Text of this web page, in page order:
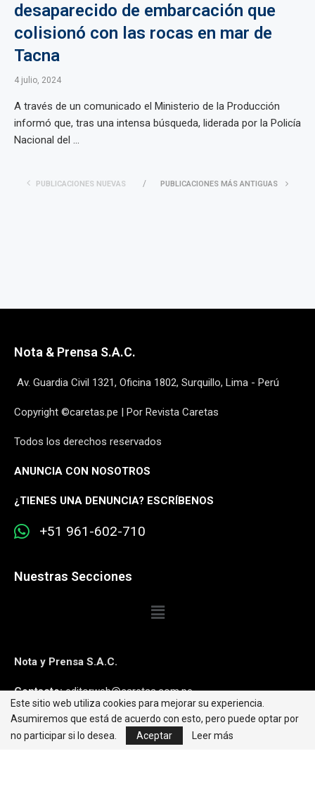
desaparecido de embarcación que
colisionó con las rocas en mar de
Tacna
4 julio, 2024
A través de un comunicado el Ministerio de la Producción
informó que, tras una intensa búsqueda, liderada por la Policía
Nacional del ...
PUBLICACIONES NUEVAS PUBLICACIONES MÁS ANTIGUAS
Nota & Prensa S.A.C.
Av. Guardia Civil 1321, Oficina 1802, Surquillo, Lima - Perú
Copyright ©caretas.pe | Por Revista Caretas
Todos los derechos reservados
ANUNCIA CON NOSOTROS
¿TIENES UNA DENUNCIA? ESCRÍBENOS
+51 961-602-710
Nuestras Secciones
Nota y Prensa S.A.C.
Contacto:editorweb@caretas.com.pe
Síguenos:
Este sitio web utiliza cookies para mejorar su experiencia.
Asumiremos que está de acuerdo con esto, pero puede optar por
no participar si lo desea.
Aceptar Leer más